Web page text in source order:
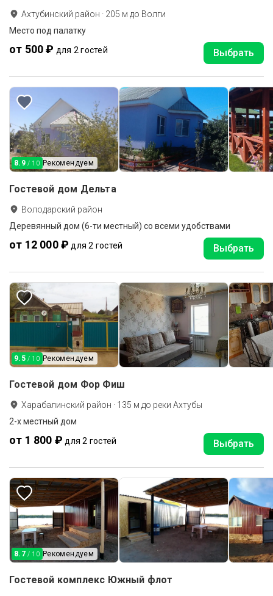
Ахтубинский район · 205 м до Волги
Место под палатку
от 500 ₽ для 2 гостей Выбрать
8.9 / 10 Рекомендуем
Гостевой дом Дельта
Володарский район
Деревянный дом (6-ти местный) со всеми удобствами
от 12 000 ₽ для 2 гостей Выбрать
9.5 / 10 Рекомендуем
Гостевой дом Фор Фиш
Харабалинский район · 135 м до реки Ахтубы
2-х местный дом
от 1 800 ₽ для 2 гостей Выбрать
8.7 / 10 Рекомендуем
Гостевой комплекс Южный флот